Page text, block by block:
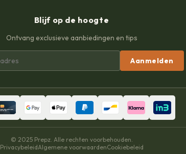
Blijf op de hoogte
Ontvang exclusieve aanbiedingen en tips
Aanmelden
© 2025 Prepz. Alle rechten voorbehouden.
PrivacybeleidAlgemene voorwaardenCookiebeleid